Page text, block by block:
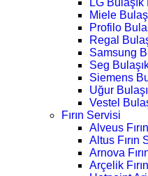
Miele
Profilo
Regal
Samsung
Seg
Siemens
Uğur
Vestel
Fırın Servisi
Alveus
Altus Fırın
Arnova
Arçelik